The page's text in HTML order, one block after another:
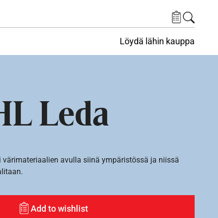
Löydä lähin kauppa
Leda
avulla siinä ympäristössä ja niissä
Add to wishlist